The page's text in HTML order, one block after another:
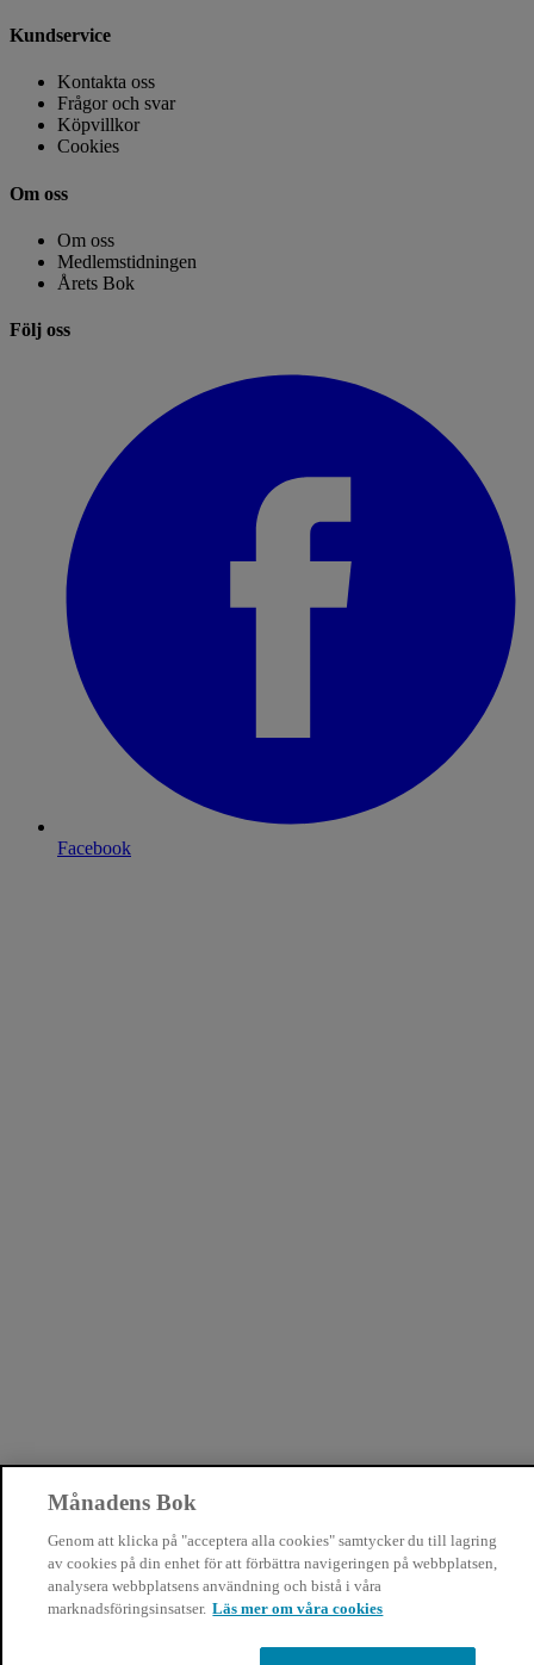
Kundservice
Kontakta oss
Frågor och svar
Köpvillkor
Cookies
Om oss
Om oss
Medlemstidningen
Årets Bok
Följ oss
Facebook
Månadens Bok
Genom att klicka på "acceptera alla cookies" samtycker du till lagring
av cookies på din enhet för att förbättra navigeringen på webbplatsen,
analysera webbplatsens användning och bistå i våra
marknadsföringsinsatser. Läs mer om våra cookies